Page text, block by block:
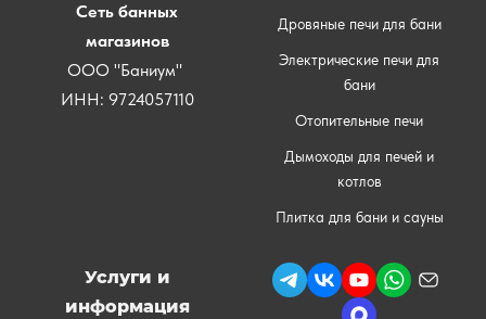
Сеть банных
магазинов
ООО "Баниум"
ИНН: 9724057110
Дровяные печи для бани
Электрические печи для
бани
Отопительные печи
Дымоходы для печей и
котлов
Плитка для бани и сауны
Услуги и
информация